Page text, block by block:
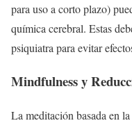
para uso a corto plazo)
química cerebral. Estas
psiquiatra para evitar
Mindfulness y
La meditación basada en